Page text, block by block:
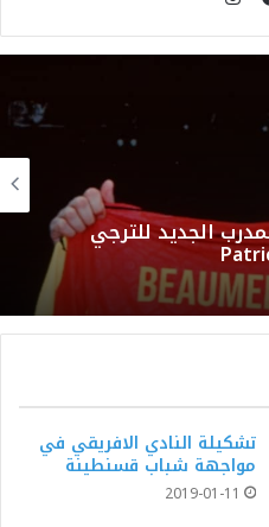
الجديد للترجي
تشكيلة النادي الافريقي في
مواجهة شباب قسنطينة
2019-01-11